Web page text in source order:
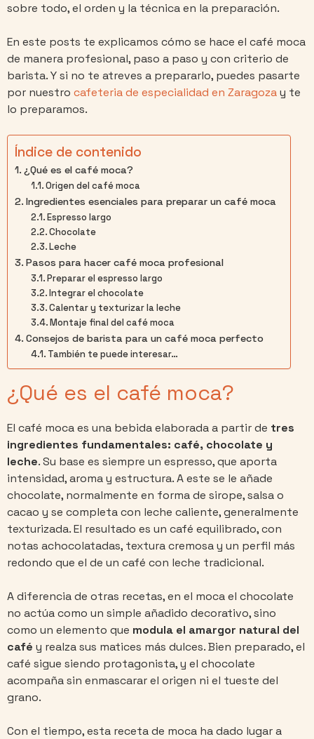
sobre todo, el orden y la técnica en la preparación.
En este posts te explicamos cómo se hace el café moca
de manera profesional, paso a paso y con criterio de
barista. Y si no te atreves a prepararlo, puedes pasarte
por nuestro cafeteria de especialidad en Zaragozay te
lo preparamos.
Índice de contenido
¿Qué es el café moca?
Origen del café moca
Ingredientes esenciales para preparar un café moca
Espresso largo
Chocolate
Leche
Pasos para hacer café moca profesional
Preparar el espresso largo
Integrar el chocolate
Calentar y texturizar la leche
Montaje final del café moca
Consejos de barista para un café moca perfecto
También te puede interesar…
¿Qué es el café moca?
El café moca es una bebida elaborada a partir de tres
ingredientes fundamentales: café, chocolate y
leche. Su base es siempre un espresso, que aporta
intensidad, aroma y estructura. A este se le añade
chocolate, normalmente en forma de sirope, salsa o
cacao y se completa con leche caliente, generalmente
texturizada. El resultado es un café equilibrado, con
notas achocolatadas, textura cremosa y un perfil más
redondo que el de un café con leche tradicional.
A diferencia de otras recetas, en el moca el chocolate
no actúa como un simple añadido decorativo, sino
como un elemento que modula el amargor natural del
café y realza sus matices más dulces. Bien preparado, el
café sigue siendo protagonista, y el chocolate
acompaña sin enmascarar el origen ni el tueste del
grano.
Con el tiempo, esta receta de moca ha dado lugar a